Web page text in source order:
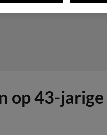
op 43-